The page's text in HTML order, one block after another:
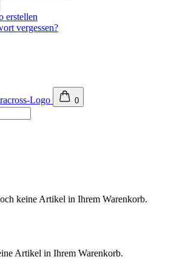
erstellen
vergessen?
0
keine Artikel in Ihrem Warenkorb.
Artikel in Ihrem Warenkorb.